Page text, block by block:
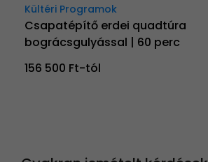
Kültéri Programok
Csapatépítő erdei quadtúra
bográcsgulyással | 60 perc
156 500 Ft-tól